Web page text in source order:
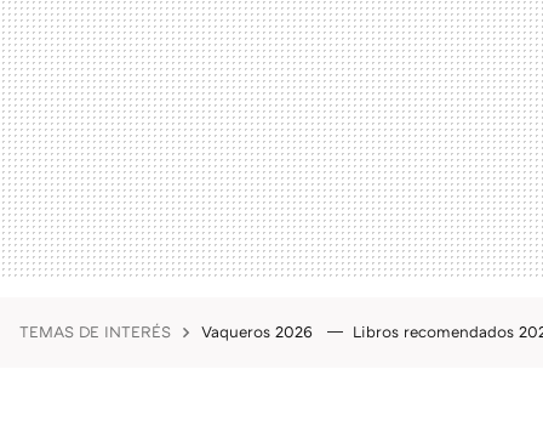
TEMAS DE INTERÉS Vaqueros 2026 Libros recomendados